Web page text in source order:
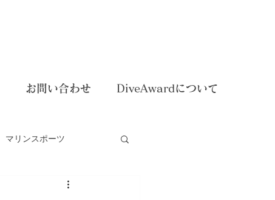
お問い合わせ DiveAwardについて
マリンスポーツ